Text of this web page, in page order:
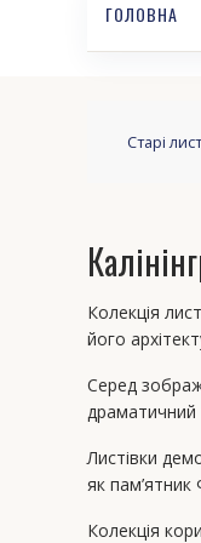
ГОЛОВНА
Старі
Колекція
його
Серед
драматичний
Листівки
як пам’ятник
Колекція